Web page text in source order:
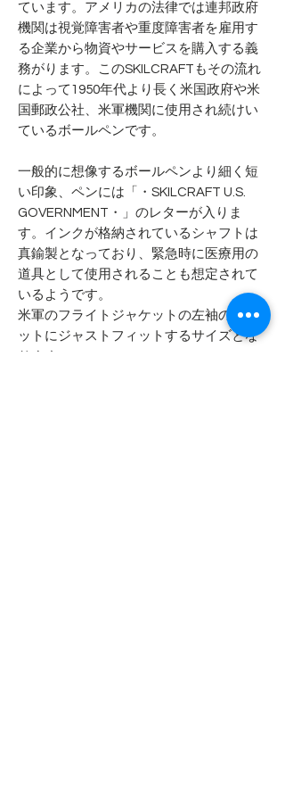
ています。アメリカの法律では連邦政府
機関は視覚障害者や重度障害者を雇用す
る企業から物資やサービスを購入する義
務がります。このSKILCRAFTもその流れ
によって1950年代より長く米国政府や米
国郵政公社、米軍機関に使用され続けい
ているボールペンです。
一般的に想像するボールペンより細く短
い印象、ペンには「・SKILCRAFT U.S.
GOVERNMENT・」のレターが入りま
す。インクが格納されているシャフトは
真鍮製となっており、緊急時に医療用の
道具として使用されることも想定されて
いるようです。
米軍のフライトジャケットの左袖のポケ
ットにジャストフィットするサイズとな